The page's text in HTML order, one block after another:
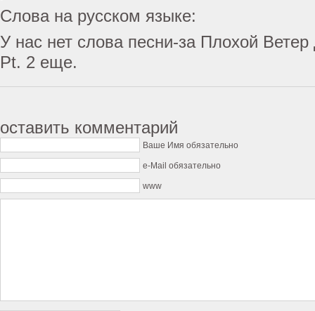
Слова на русском языке:
У нас нет слова песни-за Плохой
Pt. 2 еще.
оставить комментарий
Ваше Имя обязательно
e-Mail обязательно
www